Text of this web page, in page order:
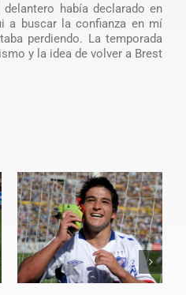
había declarado en
a buscar la confianza en mí
perdiendo. La temporada
y la idea de volver a Brest